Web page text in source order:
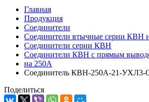
Главная
Продукция
Соединители
Соединители втычные серии КВН
Соединители серии КВН
Соединители КВН с прямым
на 250А
Соединитель КВН-250А-21-УХЛ3-
Поделиться